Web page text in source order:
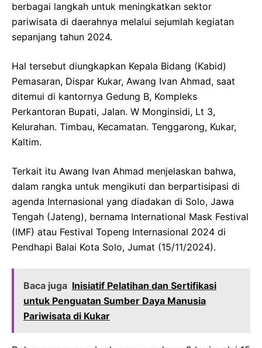
berbagai langkah untuk meningkatkan sektor
pariwisata di daerahnya melalui sejumlah kegiatan
sepanjang tahun 2024.
Hal tersebut diungkapkan Kepala Bidang (Kabid)
Pemasaran, Dispar Kukar, Awang Ivan Ahmad, saat
ditemui di kantornya Gedung B, Kompleks
Perkantoran Bupati, Jalan. W Monginsidi, Lt 3,
Kelurahan. Timbau, Kecamatan. Tenggarong, Kukar,
Kaltim.
Terkait itu Awang Ivan Ahmad menjelaskan bahwa,
dalam rangka untuk mengikuti dan berpartisipasi di
agenda Internasional yang diadakan di Solo, Jawa
Tengah (Jateng), bernama International Mask Festival
(IMF) atau Festival Topeng Internasional 2024 di
Pendhapi Balai Kota Solo, Jumat (15/11/2024).
Baca juga Inisiatif Pelatihan dan Sertifikasi
untuk Penguatan Sumber Daya Manusia
Pariwisata di Kukar